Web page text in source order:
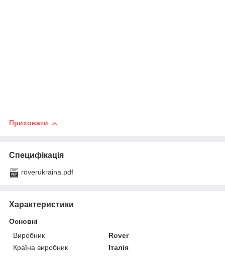
Приховати
Специфікація
roverukraina.pdf
Характеристики
Основні
Виробник
Rover
Країна виробник
Італія